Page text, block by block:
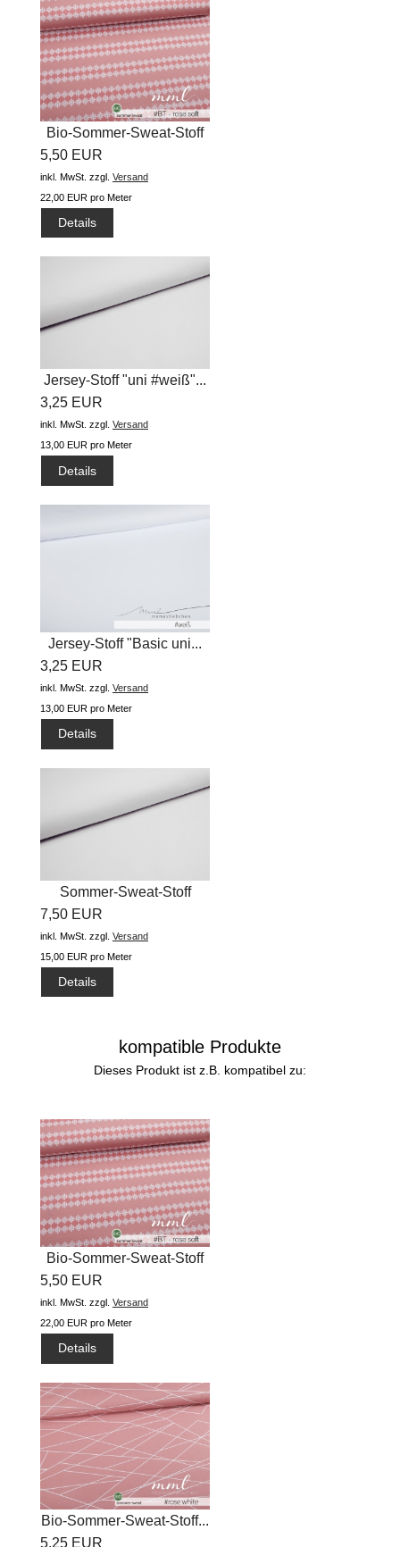
Bio-Sommer-Sweat-Stoff
"ZickZack...
5,50 EUR
inkl. MwSt. zzgl. Versand
22,00 EUR pro Meter
Details
Jersey-Stoff "uni #weiß"...
3,25 EUR
inkl. MwSt. zzgl. Versand
13,00 EUR pro Meter
Details
Jersey-Stoff "Basic uni...
3,25 EUR
inkl. MwSt. zzgl. Versand
13,00 EUR pro Meter
Details
Sommer-Sweat-Stoff
7,50 EUR
inkl. MwSt. zzgl. Versand
15,00 EUR pro Meter
Details
kompatible Produkte
Dieses Produkt ist z.B. kompatibel zu:
Bio-Sommer-Sweat-Stoff
"ZickZack...
5,50 EUR
inkl. MwSt. zzgl. Versand
22,00 EUR pro Meter
Details
Bio-Sommer-Sweat-Stoff...
5,25 EUR